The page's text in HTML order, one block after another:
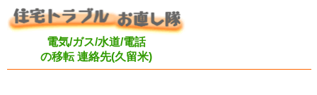
電気/ガス/水道/電話
の移転 連絡先(久留米)